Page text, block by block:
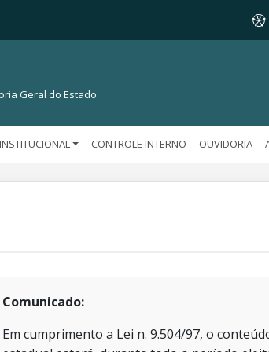
Geral do Estado
INSTITUCIONAL CONTROLE INTERNO OUVIDORIA
Comunicado:
Em cumprimento a Lei n. 9.504/97, o